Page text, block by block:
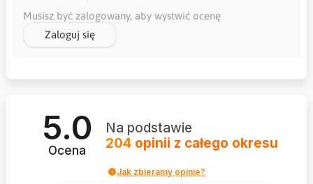
Musisz być zalogowany, aby wystwić ocenę
Zaloguj się
5.0
Ocena
Na podstawie
204 opinii z całego okresu
Jak zbieramy opinie?